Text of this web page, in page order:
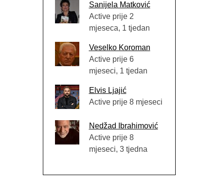
Sanijela Matković
Active prije 2
mjeseca, 1 tjedan
Veselko Koroman
Active prije 6
mjeseci, 1 tjedan
Elvis Ljajić
Active prije 8 mjeseci
Nedžad Ibrahimović
Active prije 8
mjeseci, 3 tjedna